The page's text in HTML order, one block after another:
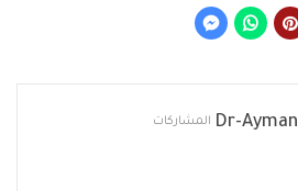
Dr-Ayman